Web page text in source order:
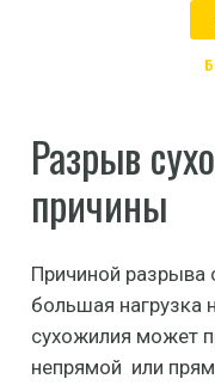
Разрыв
причины
Причиной разрыва
большая нагрузка
сухожилия может
непрямой или